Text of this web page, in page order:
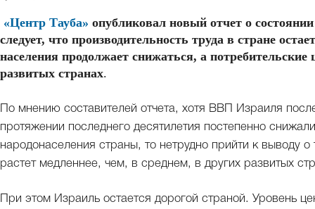
«Центр Тауба» опубликовал новый отчет о
следует, что производительность труда в стране
населения продолжает снижаться, а
развитых странах.
По мнению составителей отчета, хотя ВВП Израиля
протяжении последнего десятилетия постепенно
народонаселения страны, то нетрудно прийти к выводу
растет медленнее, чем, в среднем, в других развитых
При этом Израиль остается дорогой страной. Уровень